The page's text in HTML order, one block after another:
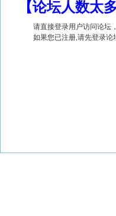
【论坛人数太
请直接登录用户访问论坛
如果您已注册,请先登录论